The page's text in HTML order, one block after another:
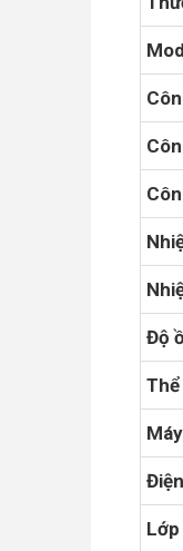
Độ